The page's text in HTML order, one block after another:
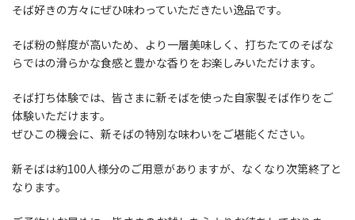
そば好きの方々にぜひ味わっていただきたい逸品です。
そば粉の鮮度が高いため、より一層美味しく、打ちたてのそばな
らではの滑らかな食感と豊かな香りをお楽しみいただけます。
そば打ち体験では、皆さまに新そばを使った自家製そば作りをご
体験いただけます。
ぜひこの機会に、新そばの特別な味わいをご堪能ください。
新そばは約100人様分のご用意がありますが、なくなり次第終了と
なります。